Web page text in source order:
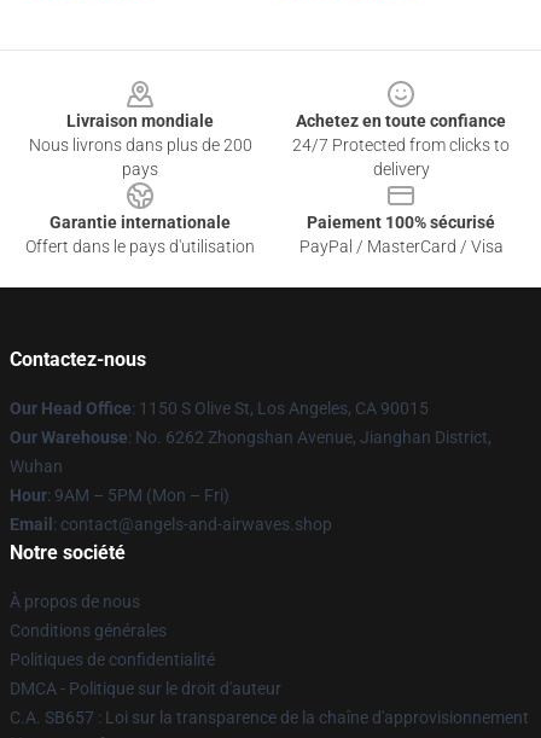
Livraison mondiale
Nous livrons dans plus de 200
pays
Achetez en toute confiance
24/7 Protected from clicks to
delivery
Garantie internationale
Offert dans le pays d'utilisation
Paiement 100% sécurisé
PayPal / MasterCard / Visa
Contactez-nous
Our Head Office: 1150 S Olive St, Los Angeles, CA 90015
Our Warehouse: No. 6262 Zhongshan Avenue, Jianghan District,
Wuhan
Hour: 9AM – 5PM (Mon – Fri)
Email : contact@angels-and-airwaves.shop
Notre société
À propos de nous
Conditions générales
Politiques de confidentialité
DMCA - Politique sur le droit d'auteur
C.A. SB657 : Loi sur la transparence de la chaîne d'approvisionnement